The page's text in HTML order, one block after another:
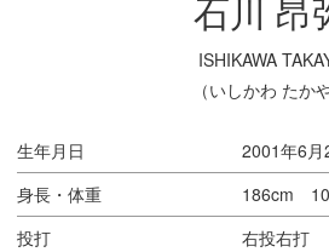
石川 昂
ISHIKAWA
（いしかわ たかや
生年月日
2001年6月
身長・体重
186cm
投打
右投右打